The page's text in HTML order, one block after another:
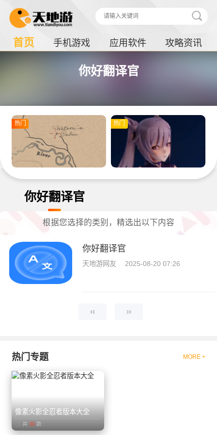
首页 手机游戏 应用软件 攻略资讯
你好翻译官
热门 热门
你好翻译官
根据您选择的类别，精选出以下内容
你好翻译官
天地游网友 2025-08-20 07:26
‹‹ ››
热门专题 MORE +
像素火影全忍者版本大全
共 30 款